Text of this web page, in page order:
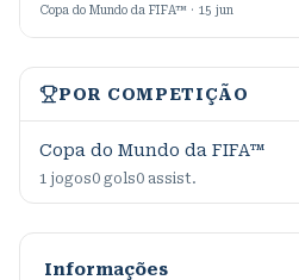
Copa do Mundo da FIFA™ · 15 jun
POR COMPETIÇÃO
Copa do Mundo da FIFA™
1 jogos0 gols0 assist.
Informações